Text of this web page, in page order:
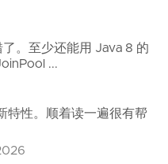
。至少还能用 Java 8 的
...
特性。顺着读一遍很有帮